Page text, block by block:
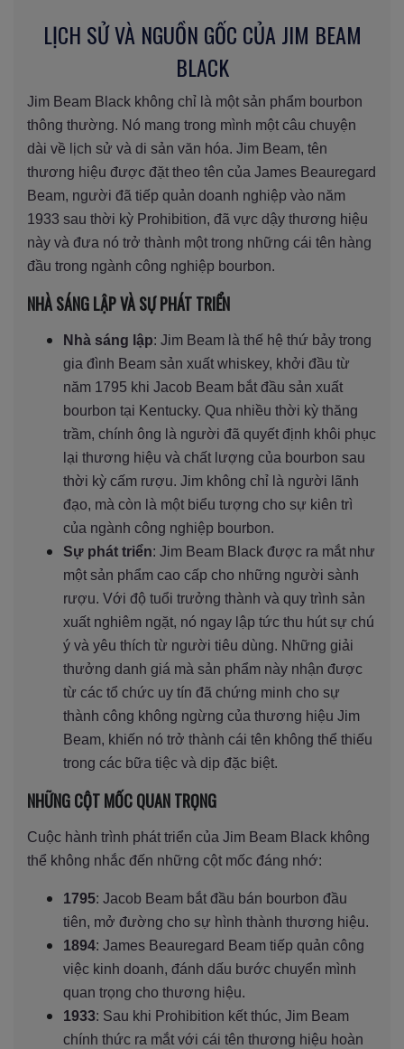
LỊCH SỬ VÀ NGUỒN GỐC CỦA JIM BEAM
BLACK
Jim Beam Black không chỉ là một sản phẩm bourbon
thông thường. Nó mang trong mình một câu chuyện
dài về lịch sử và di sản văn hóa. Jim Beam, tên
thương hiệu được đặt theo tên của James Beauregard
Beam, người đã tiếp quản doanh nghiệp vào năm
1933 sau thời kỳ Prohibition, đã vực dậy thương hiệu
này và đưa nó trở thành một trong những cái tên hàng
đầu trong ngành công nghiệp bourbon.
NHÀ SÁNG LẬP VÀ SỰ PHÁT TRIỂN
Nhà sáng lập: Jim Beam là thế hệ thứ bảy trong
gia đình Beam sản xuất whiskey, khởi đầu từ
năm 1795 khi Jacob Beam bắt đầu sản xuất
bourbon tại Kentucky. Qua nhiều thời kỳ thăng
trầm, chính ông là người đã quyết định khôi phục
lại thương hiệu và chất lượng của bourbon sau
thời kỳ cấm rượu. Jim không chỉ là người lãnh
đạo, mà còn là một biểu tượng cho sự kiên trì
của ngành công nghiệp bourbon.
Sự phát triển: Jim Beam Black được ra mắt như
một sản phẩm cao cấp cho những người sành
rượu. Với độ tuổi trưởng thành và quy trình sản
xuất nghiêm ngặt, nó ngay lập tức thu hút sự chú
ý và yêu thích từ người tiêu dùng. Những giải
thưởng danh giá mà sản phẩm này nhận được
từ các tổ chức uy tín đã chứng minh cho sự
thành công không ngừng của thương hiệu Jim
Beam, khiến nó trở thành cái tên không thể thiếu
trong các bữa tiệc và dịp đặc biệt.
NHỮNG CỘT MỐC QUAN TRỌNG
Cuộc hành trình phát triển của Jim Beam Black không
thể không nhắc đến những cột mốc đáng nhớ:
1795: Jacob Beam bắt đầu bán bourbon đầu
tiên, mở đường cho sự hình thành thương hiệu.
1894: James Beauregard Beam tiếp quản công
việc kinh doanh, đánh dấu bước chuyển mình
quan trọng cho thương hiệu.
1933: Sau khi Prohibition kết thúc, Jim Beam
chính thức ra mắt với cái tên thương hiệu hoàn